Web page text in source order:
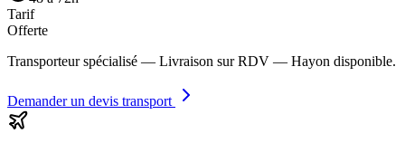
Tarif
Offerte
Transporteur spécialisé — Livraison sur RDV — Hayon disponible.
Demander un devis transport